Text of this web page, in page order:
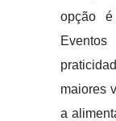
opção
maiores
a